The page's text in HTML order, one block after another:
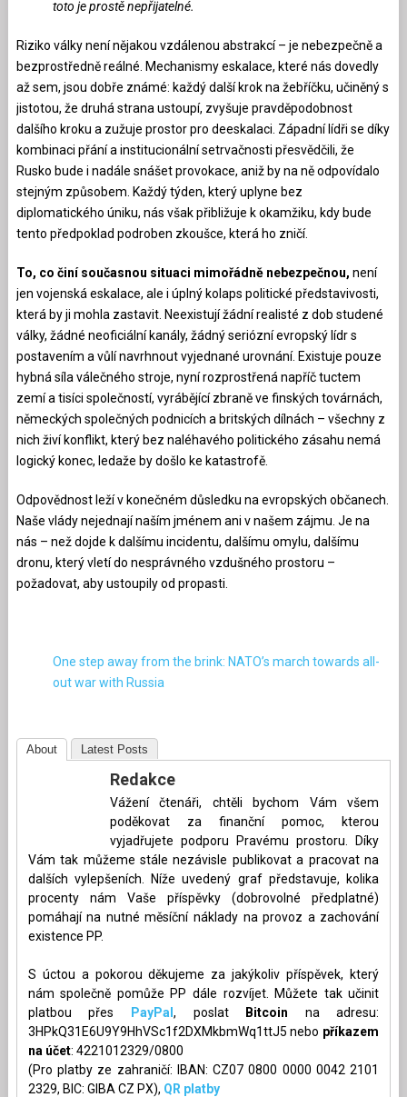
toto je prostě nepřijatelné.
Riziko války není nějakou vzdálenou abstrakcí – je nebezpečně a
bezprostředně reálné. Mechanismy eskalace, které nás dovedly
až sem, jsou dobře známé: každý další krok na žebříčku, učiněný s
jistotou, že druhá strana ustoupí, zvyšuje pravděpodobnost
dalšího kroku a zužuje prostor pro deeskalaci. Západní lídři se díky
kombinaci přání a institucionální setrvačnosti přesvědčili, že
Rusko bude i nadále snášet provokace, aniž by na ně odpovídalo
stejným způsobem. Každý týden, který uplyne bez
diplomatického úniku, nás však přibližuje k okamžiku, kdy bude
tento předpoklad podroben zkoušce, která ho zničí.
To, co činí současnou situaci mimořádně nebezpečnou, není
jen vojenská eskalace, ale i úplný kolaps politické představivosti,
která by ji mohla zastavit. Neexistují žádní realisté z dob studené
války, žádné neoficiální kanály, žádný seriózní evropský lídr s
postavením a vůlí navrhnout vyjednané urovnání. Existuje pouze
hybná síla válečného stroje, nyní rozprostřená napříč tuctem
zemí a tisíci společností, vyrábějící zbraně ve finských továrnách,
německých společných podnicích a britských dílnách – všechny z
nich živí konflikt, který bez naléhavého politického zásahu nemá
logický konec, ledaže by došlo ke katastrofě.
Odpovědnost leží v konečném důsledku na evropských občanech.
Naše vlády nejednají naším jménem ani v našem zájmu. Je na
nás – než dojde k dalšímu incidentu, dalšímu omylu, dalšímu
dronu, který vletí do nesprávného vzdušného prostoru –
požadovat, aby ustoupily od propasti.
One step away from the brink: NATO’s march towards all-
out war with Russia
About Latest Posts
Redakce
Vážení čtenáři, chtěli bychom Vám všem
poděkovat za finanční pomoc, kterou
vyjadřujete podporu Pravému prostoru. Díky
Vám tak můžeme stále nezávisle publikovat a pracovat na
dalších vylepšeních. Níže uvedený graf představuje, kolika
procenty nám Vaše příspěvky (dobrovolné předplatné)
pomáhají na nutné měsíční náklady na provoz a zachování
existence PP.
S úctou a pokorou děkujeme za jakýkoliv příspěvek, který
nám společně pomůže PP dále rozvíjet. Můžete tak učinit
platbou přes
PayPal, poslat Bitcoin na adresu:
3HPkQ31E6U9Y9HhVSc1f2DXMkbmWq1ttJ5 nebo příkazem
na účet: 4221012329/0800
(Pro platby ze zahraničí: IBAN: CZ07 0800 0000 0042 2101
2329, BIC: GIBA CZ PX), QR platby